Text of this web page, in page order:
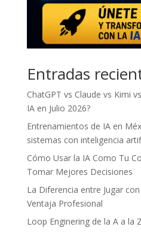
Entradas
ChatGPT vs Claude vs Kimi
IA en Julio 2026?
Entrenamientos de IA en
sistemas con inteligencia
Cómo Usar la IA Como Tu
Tomar Mejores Decisiones
La Diferencia entre Jugar
Ventaja Profesional
Loop Enginering de la A a la Z